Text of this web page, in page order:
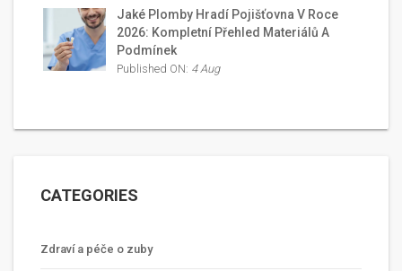
Jaké Plomby Hradí Pojišťovna V Roce
2026: Kompletní Přehled Materiálů A
Podmínek
Published ON: 4 Aug
CATEGORIES
Zdraví a péče o zuby